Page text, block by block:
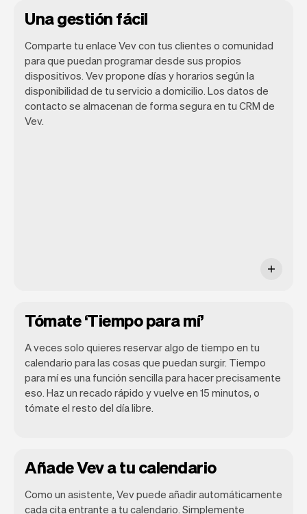
Una gestión fácil
Comparte tu enlace Vev con tus clientes o comunidad
para que puedan programar desde sus propios
dispositivos. Vev propone días y horarios según la
disponibilidad de tu servicio a domicilio. Los datos de
contacto se almacenan de forma segura en tu CRM de
Vev.
Nuestro objetivo es permitirte
concentrarte en tu talento. Vev se
encargará del resto. Obtendrás tu propio
Tómate ‘Tiempo para mí’
A veces solo quieres reservar algo de tiempo en tu
calendario para las cosas que puedan surgir. Tiempo
para mí es una función sencilla para hacer precisamente
eso. Haz un recado rápido y vuelve en 15 minutos, o
tómate el resto del día libre.
Añade Vev a tu calendario
Como un asistente, Vev puede añadir automáticamente
cada cita entrante a tu calendario. Simplemente